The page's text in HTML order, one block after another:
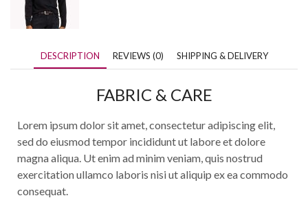
DESCRIPTION REVIEWS (0) SHIPPING & DELIVERY
FABRIC & CARE
Lorem ipsum dolor sit amet, consectetur adipiscing elit,
sed do eiusmod tempor incididunt ut labore et dolore
magna aliqua. Ut enim ad minim veniam, quis nostrud
exercitation ullamco laboris nisi ut aliquip ex ea commodo
consequat.